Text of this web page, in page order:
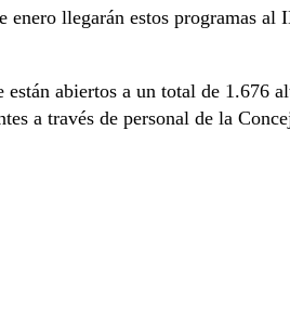
llegarán estos programas
abiertos a un total de 1.676
a través de personal de la